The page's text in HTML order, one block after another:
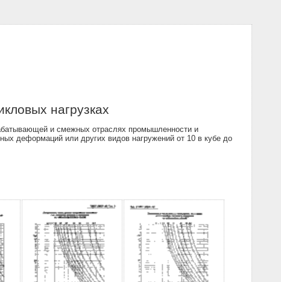
нагрузках
и смежных отраслях промышленности и
деформаций или других видов нагружений от 10 в кубе до